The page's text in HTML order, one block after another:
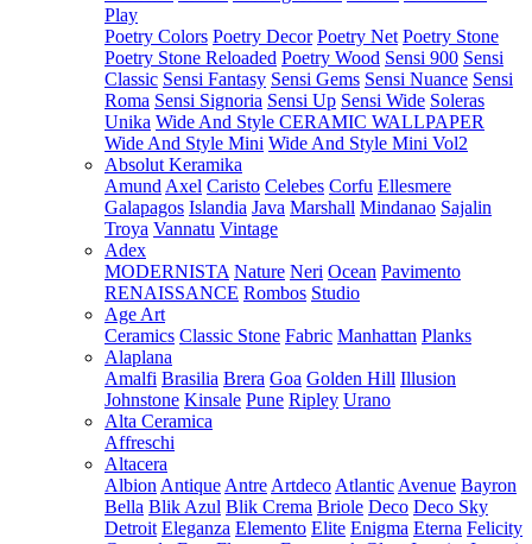
Play
Poetry Colors Poetry Decor Poetry Net Poetry Stone
Poetry Stone Reloaded Poetry Wood Sensi 900 Sensi
Classic Sensi Fantasy Sensi Gems Sensi Nuance Sensi
Roma Sensi Signoria Sensi Up Sensi Wide Soleras
Unika Wide And Style CERAMIC WALLPAPER
Wide And Style Mini Wide And Style Mini Vol2
Absolut Keramika
Amund Axel Caristo Celebes Corfu Ellesmere
Galapagos Islandia Java Marshall Mindanao Sajalin
Troya Vannatu Vintage
Adex
MODERNISTA Nature Neri Ocean Pavimento
RENAISSANCE Rombos Studio
Age Art
Ceramics Classic Stone Fabric Manhattan Planks
Alaplana
Amalfi Brasilia Brera Goa Golden Hill Illusion
Johnstone Kinsale Pune Ripley Urano
Alta Ceramica
Affreschi
Altacera
Albion Antique Antre Artdeco Atlantic Avenue Bayron
Bella Blik Azul Blik Crema Briole Deco Deco Sky
Detroit Eleganza Elemento Elite Enigma Eterna Felicity